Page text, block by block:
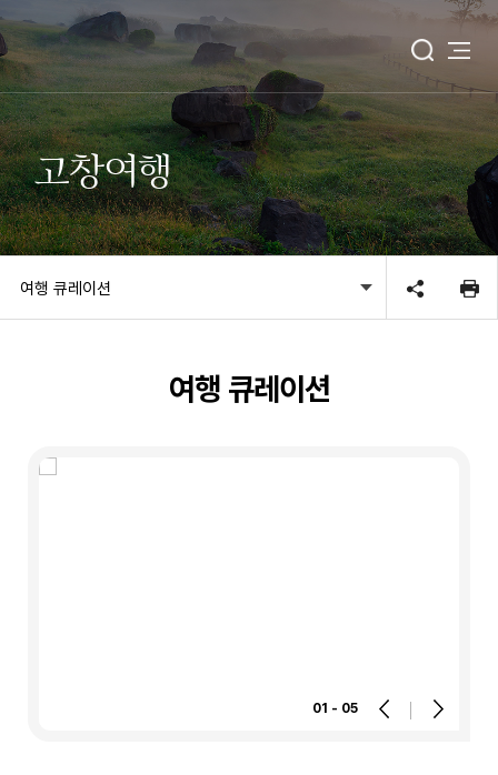
고창여행
여행 큐레이션
여행 큐레이션
01 - 05